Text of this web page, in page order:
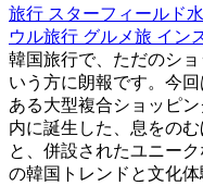
旅行 スターフィールド
ウル旅行 グルメ旅 イン
韓国旅行で、ただのシ
いう方に朗報です。今
ある大型複合ショッピ
内に誕生した、息をの
と、併設されたユニー
の韓国トレンドと文化